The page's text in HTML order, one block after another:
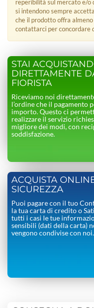
reperibilità sul mercato e/o
si intendono sempre
che il prodotto offra
contattarci per concordare
STAI
DIRETTAMENTE
FIORISTA
Riceviamo noi
l’ordine che il pagamento
importo. Questo ci
realizzare il servizio
migliore dei modi, con
soddisfazione.
ACQUISTA
SICUREZZA
Puoi pagare con il tuo
la tua carta di credito o
tutti i casi le tue
sensibili (dati della carta)
vengono condivise con noi.